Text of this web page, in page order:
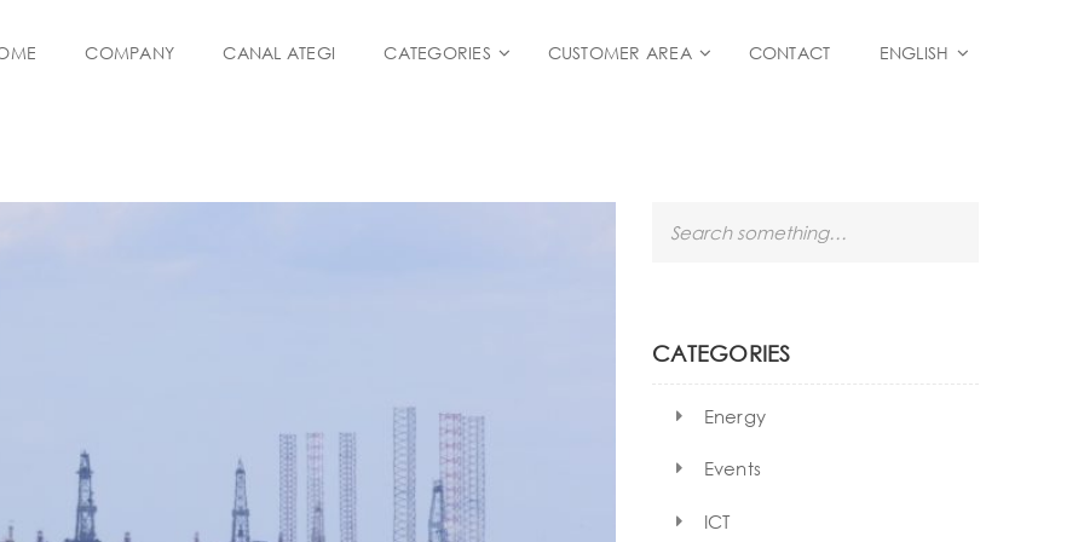
COMPANY CANAL ATEGI CATEGORIES CUSTOMER AREA CONTACT ENGLISH
h
CATEGORIES
Energy
Events
ICT